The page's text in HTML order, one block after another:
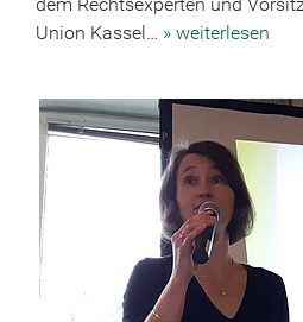
Union Kassel… » weiterlesen